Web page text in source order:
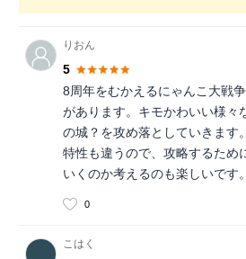
りおん
5
8周年をむかえるにゃんこ大戦
があります。キモかわいい様々
の城？を攻め落としていきます
特性も違うので、攻略するため
いくのか考えるのも楽しいです。
0
こはく